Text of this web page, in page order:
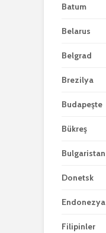
Batum
Belarus
Belgrad
Brezilya
Budapeşte
Bükreş
Bulgaristan
Donetsk
Endonezya
Filipinler